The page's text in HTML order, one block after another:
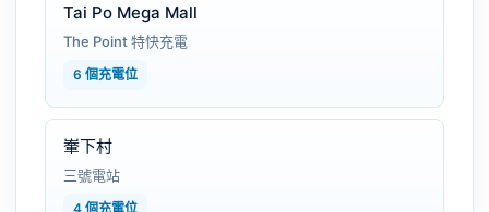
Tai Po Mega Mall
The Point 特快充電
6 個充電位
輋下村
三號電站
4 個充電位